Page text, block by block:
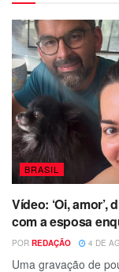
BRASIL
Vídeo: ‘Oi,
com a esposa
POR REDAÇÃO 4 DE
Uma gravação de